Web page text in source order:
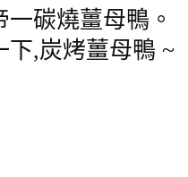
一碳燒薑母鴨。
下,炭烤薑母鴨 ~